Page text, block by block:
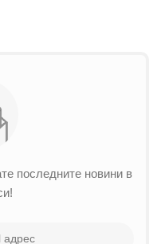
последните новини в